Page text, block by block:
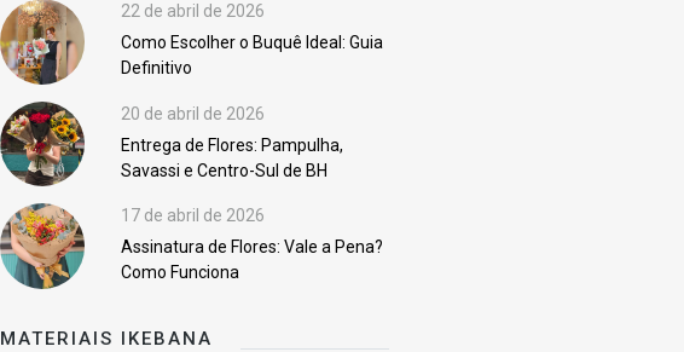
22 de abril de 2026
Como Escolher o Buquê Ideal: Guia
Definitivo
20 de abril de 2026
Entrega de Flores: Pampulha,
Savassi e Centro-Sul de BH
17 de abril de 2026
Assinatura de Flores: Vale a Pena?
Como Funciona
MATERIAIS IKEBANA